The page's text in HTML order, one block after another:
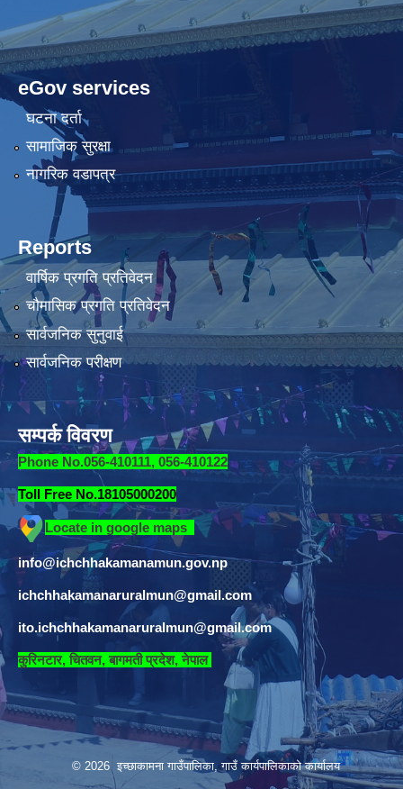
eGov services
घटना दर्ता
सामाजिक सुरक्षा
नागरिक वडापत्र
Reports
वार्षिक प्रगति प्रतिवेदन
चौमासिक प्रगति प्रतिवेदन
सार्वजनिक सुनुवाई
सार्वजनिक परीक्षण
सम्पर्क विवरण
Phone No.056-410111, 056-410122
Toll Free No.18105000200
Locate in google maps
info@ichchhakamanamun.gov.np
ichchhakamanaruralmun@gmail.com
ito.ichchhakamanaruralmun@gmail.com​
कुरिनटार, चितवन, बागमती प्रदेश, नेपाल
© 2026 इच्छाकामना गाउँपालिका, गाउँ कार्यपालिकाको कार्यालय